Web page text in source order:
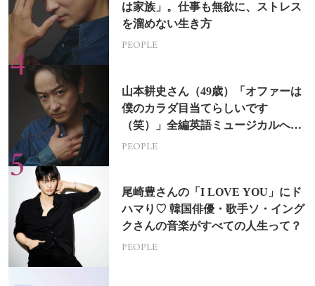
は家族」。仕事も無欲に、ストレス
を溜めない生き方
PEOPLE
山本耕史さん（49歳）「オファーは
僕のカラダ目当てらしいです
（笑）」全編英語ミュージカルへの
挑戦
PEOPLE
尾崎豊さんの「I LOVE YOU」にド
ハマり♡ 韓国俳優・歌手ソ・イング
クさんの音楽がすべての人生って？
PEOPLE